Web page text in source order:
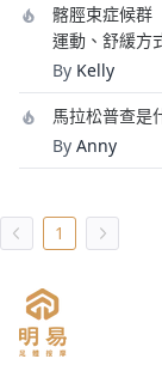
髂脛束症候群
運動、舒緩方
By Kelly
馬拉松普查是
By Anny
1